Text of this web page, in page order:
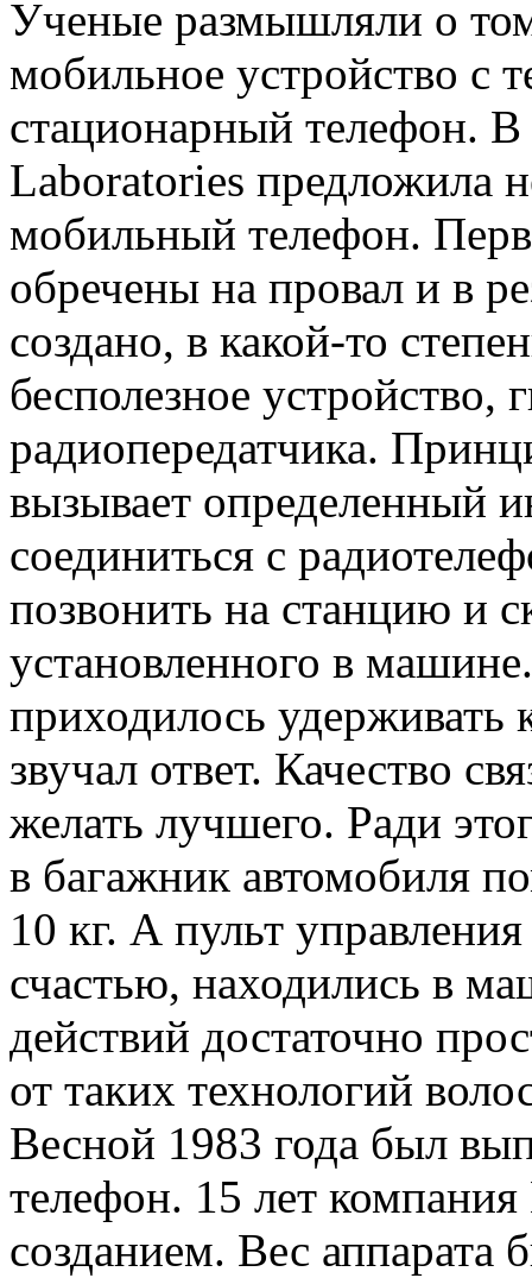
Ученые размышляли о
мобильное устройство с
стационарный телефон.
Laboratories предложила
мобильный телефон.
обречены на провал и в
создано, в какой-то
бесполезное устройство,
радиопередатчика.
вызывает определенный
соединиться с
позвонить на станцию и
установленного в
приходилось удерживать
звучал ответ. Качество
желать лучшего. Ради
в багажник автомобиля
10 кг. А пульт
счастью, находились в
действий достаточно
от таких технологий
Весной 1983 года был
телефон. 15 лет
созданием. Вес